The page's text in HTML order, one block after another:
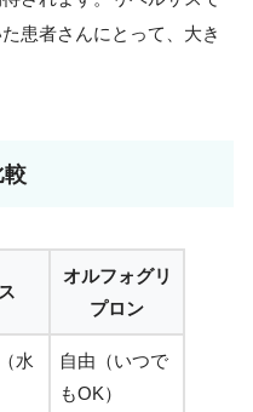
患者さんにとって、大き
較
オルフォグリ
プロン
水
自由（いつで
もOK）